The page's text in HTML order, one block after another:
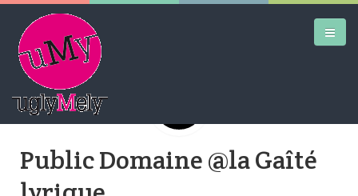
AIRTRAINERPEDIA
Public Domaine @la Gaîté